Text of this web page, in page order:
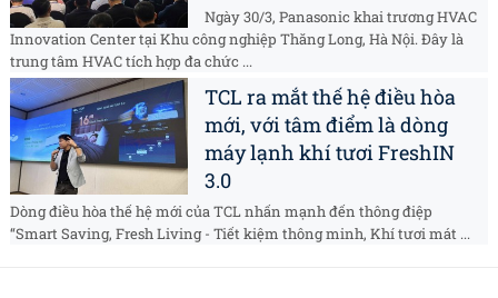
Ngày 30/3, Panasonic khai trương HVAC
Innovation Center tại Khu công nghiệp Thăng Long, Hà Nội. Đây là
trung tâm HVAC tích hợp đa chức ...
TCL ra mắt thế hệ điều hòa
mới, với tâm điểm là dòng
máy lạnh khí tươi FreshIN
3.0
Dòng điều hòa thế hệ mới của TCL nhấn mạnh đến thông điệp
“Smart Saving, Fresh Living - Tiết kiệm thông minh, Khí tươi mát ...